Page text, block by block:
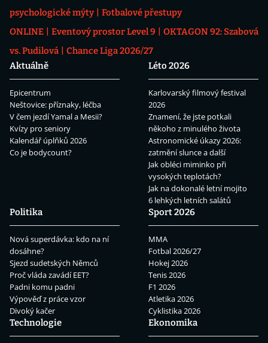
psychologické mýty
Fotbalové přestupy
ONLINE
Eventový prostor Level 9
OKTAGON 92: Szabová
vs. Pudilová
Chance Liga 2026/27
Aktuálně
Epicentrum
Neštovice: příznaky, léčba
V čem jezdí Yamal a Mesii?
Kvízy pro seniory
Kalendář úplňků 2026
Co je bodycount?
Léto 2026
Karlovarský filmový festival
2026
Znamení, že jste potkali
někoho z minulého života
Astronomické úkazy 2026:
zatmění slunce a další
Jak obléci miminko při
vysokých teplotách?
Jak na dokonalé letní mojito
6 lehkých letních salátů
Politika
Nová superdávka: kdo na ní
dosáhne?
Sjezd sudetských Němců
Proč vláda zavádí EET?
Padni komu padni
Výpověď z práce vzor
Divoký kačer
Sport 2026
MMA
Fotbal 2026/27
Hokej 2026
Tenis 2026
F1 2026
Atletika 2026
Cyklistika 2026
Technologie
Ekonomika